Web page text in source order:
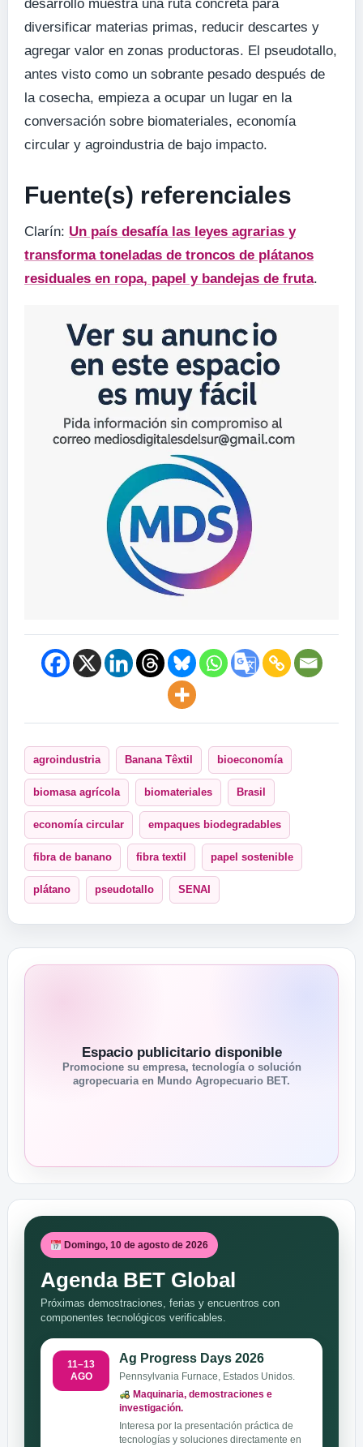
desarrollo muestra una ruta concreta para
diversificar materias primas, reducir descartes y
agregar valor en zonas productoras. El pseudotallo,
antes visto como un sobrante pesado después de
la cosecha, empieza a ocupar un lugar en la
conversación sobre biomateriales, economía
circular y agroindustria de bajo impacto.
Fuente(s) referenciales
Clarín: Un país desafía las leyes agrarias y
transforma toneladas de troncos de plátanos
residuales en ropa, papel y bandejas de fruta.
agroindustria Banana Têxtil bioeconomía
biomasa agrícola biomateriales Brasil
economía circular empaques biodegradables
fibra de banano fibra textil papel sostenible
plátano pseudotallo SENAI
Espacio publicitario disponible
Promocione su empresa, tecnología o solución
agropecuaria en Mundo Agropecuario BET.
Domingo, 10 de agosto de 2026
Agenda BET Global
Próximas demostraciones, ferias y encuentros con
componentes tecnológicos verificables.
11–13
AGO
Ag Progress Days 2026
Pennsylvania Furnace, Estados Unidos.
Maquinaria, demostraciones e
investigación.
Interesa por la presentación práctica de
tecnologías y soluciones directamente en